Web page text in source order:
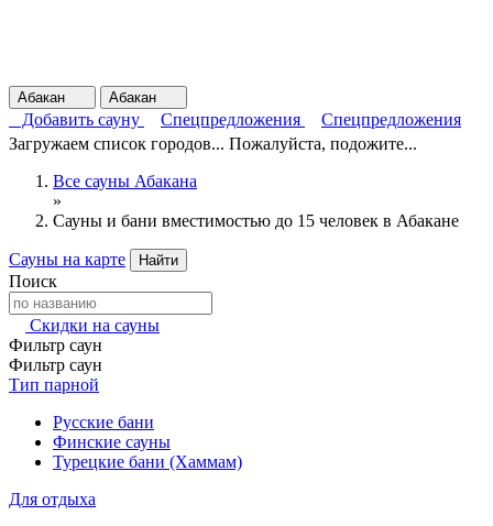
Абакан Абакан
Добавить сауну Спецпредложения
Спецпредложения
Загружаем список городов... Пожалуйста, подожите...
Все сауны Абакана
»
Сауны и бани вместимостью до 15 человек в Абакане
Сауны на карте Найти
Поиск
Скидки на сауны
Фильтр саун
Фильтр саун
Тип парной
Русские бани
Финские сауны
Турецкие бани (Хаммам)
Для отдыха